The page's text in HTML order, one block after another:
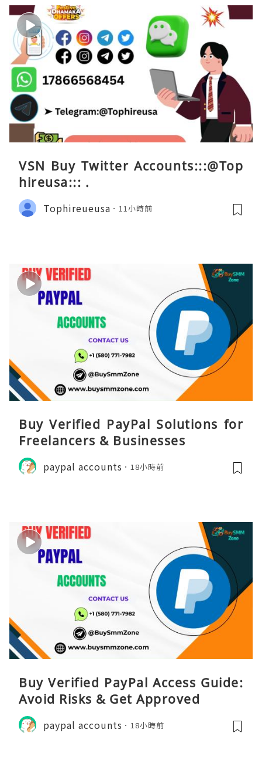
VSN Buy Twitter Accounts:::@Top
hireusa::: .
Tophireueusa 11小時前
Buy Verified PayPal Solutions for
Freelancers & Businesses
paypal accounts 18小時前
Buy Verified PayPal Access Guide:
Avoid Risks & Get Approved
paypal accounts 18小時前